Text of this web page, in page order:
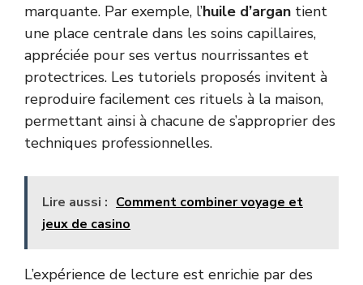
marquante. Par exemple, l’huile d’argan tient
une place centrale dans les soins capillaires,
appréciée pour ses vertus nourrissantes et
protectrices. Les tutoriels proposés invitent à
reproduire facilement ces rituels à la maison,
permettant ainsi à chacune de s’approprier des
techniques professionnelles.
Lire aussi : Comment combiner voyage et
jeux de casino
L’expérience de lecture est enrichie par des